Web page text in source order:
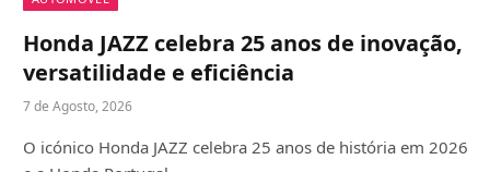
Honda JAZZ celebra 25 anos de inovação,
versatilidade e eficiência
7 de Agosto, 2026
O icónico Honda JAZZ celebra 25 anos de história em 2026